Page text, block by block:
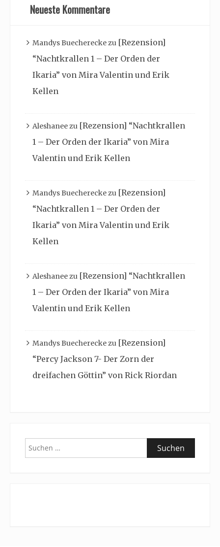
Neueste Kommentare
Mandys Buechereckezu [Rezension]
“Nachtkrallen 1 – Der Orden der
Ikaria” von Mira Valentin und Erik
Kellen
Aleshaneezu [Rezension] “Nachtkrallen
1 – Der Orden der Ikaria” von Mira
Valentin und Erik Kellen
Mandys Buechereckezu [Rezension]
“Nachtkrallen 1 – Der Orden der
Ikaria” von Mira Valentin und Erik
Kellen
Aleshaneezu [Rezension] “Nachtkrallen
1 – Der Orden der Ikaria” von Mira
Valentin und Erik Kellen
Mandys Buechereckezu [Rezension]
“Percy Jackson 7- Der Zorn der
dreifachen Göttin” von Rick Riordan
Suchen
nach: